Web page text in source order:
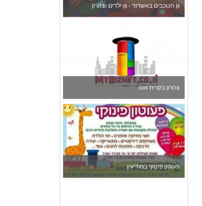
גן הכוכבים באשדוד - גן ילדים וצהרון
צהרון בקרית אונו
פעוטון פינוקי במודיעין